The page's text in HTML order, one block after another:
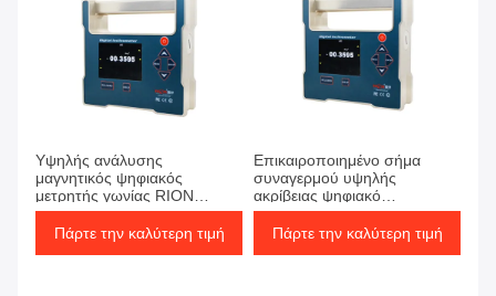
Υψηλής ανάλυσης
μαγνητικός ψηφιακός
μετρητής γωνίας RION
Industrial
Πάρτε την καλύτερη τιμή
Επικαιροποιημένο σήμα
συναγερμού υψηλής
ακρίβειας ψηφιακό
κλίμαμετρο 0,001 βαθμών
IP54 μετρητή γωνίας
Πάρτε την καλύτερη τιμή